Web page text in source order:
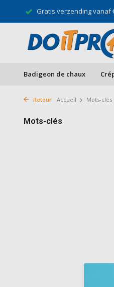
Gratis verzending vanaf
Badigeon de chaux
Retour Accueil Mots-clés
Mots-clés